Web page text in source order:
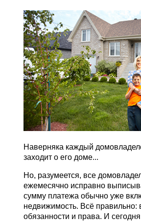
Наверняка каждый
заходит о его доме...
Но, разумеется, все
ежемесячно исправно
сумму платежа обычно уже
недвижимость. Всё правильно:
обязанности и права. И